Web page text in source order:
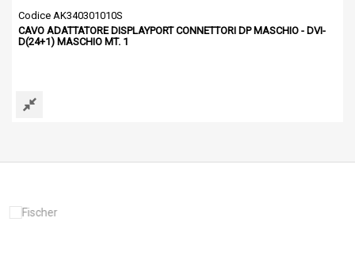
Codice AK340301010S
CAVO ADATTATORE DISPLAYPORT CONNETTORI DP MASCHIO - DVI-
D(24+1) MASCHIO MT. 1